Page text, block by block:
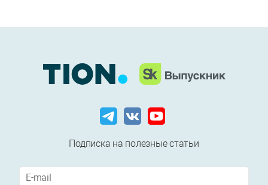
Подписка на полезные статьи